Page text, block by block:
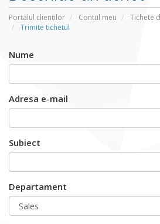
Portalul clienților Contul meu
Tichete
Trimite tichetul
Nume
Adresa e-mail
Subiect
Departament